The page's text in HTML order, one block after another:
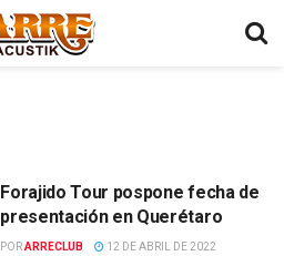
Forajido Tour pospone fecha de
presentación en Querétaro
PORARRECLUB 12 DE ABRIL DE 2022